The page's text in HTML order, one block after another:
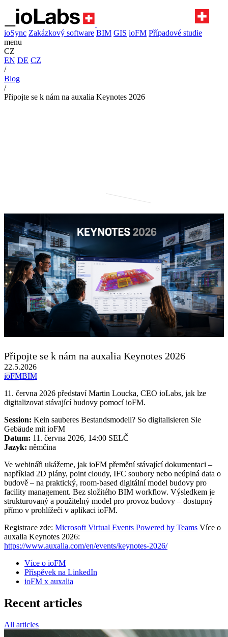
ioSync Zakázkový software BIM GIS ioFM Případové studie
menu
CZ
EN DE CZ
/
Blog
/
Připojte se k nám na auxalia Keynotes 2026
Připojte se k nám na auxalia Keynotes 2026
22.5.2026
ioFMBIM
11. června 2026 představí Martin Loucka, CEO ioLabs, jak lze
digitalizovat stávající budovy pomocí ioFM.
Session: Kein sauberes Bestandsmodell? So digitalisieren Sie
Gebäude mit ioFM
Datum: 11. června 2026, 14:00 SELČ
Jazyk: němčina
Ve webináři ukážeme, jak ioFM přemění stávající dokumentaci –
například 2D plány, point cloudy, IFC soubory nebo neúplná data o
budově – na praktický, room-based digitální model budovy pro
facility management. Bez složitého BIM workflow. Výsledkem je
strukturovaný a použitelný model pro provoz budovy – dostupný
přímo v prohlížeči v aplikaci ioFM.
Registrace zde: Microsoft Virtual Events Powered by Teams Více o
auxalia Keynotes 2026:
https://www.auxalia.com/en/events/keynotes-2026/
Více o ioFM
Příspěvek na LinkedIn
ioFM x auxalia
Recent articles
All articles